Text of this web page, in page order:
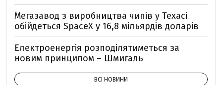
Мегазавод з виробництва чипів у Техасі
обійдеться SpaceX у 16,8 мільярдів доларів
Електроенергія розподілятиметься за
новим принципом – Шмигаль
ВСІ НОВИНИ